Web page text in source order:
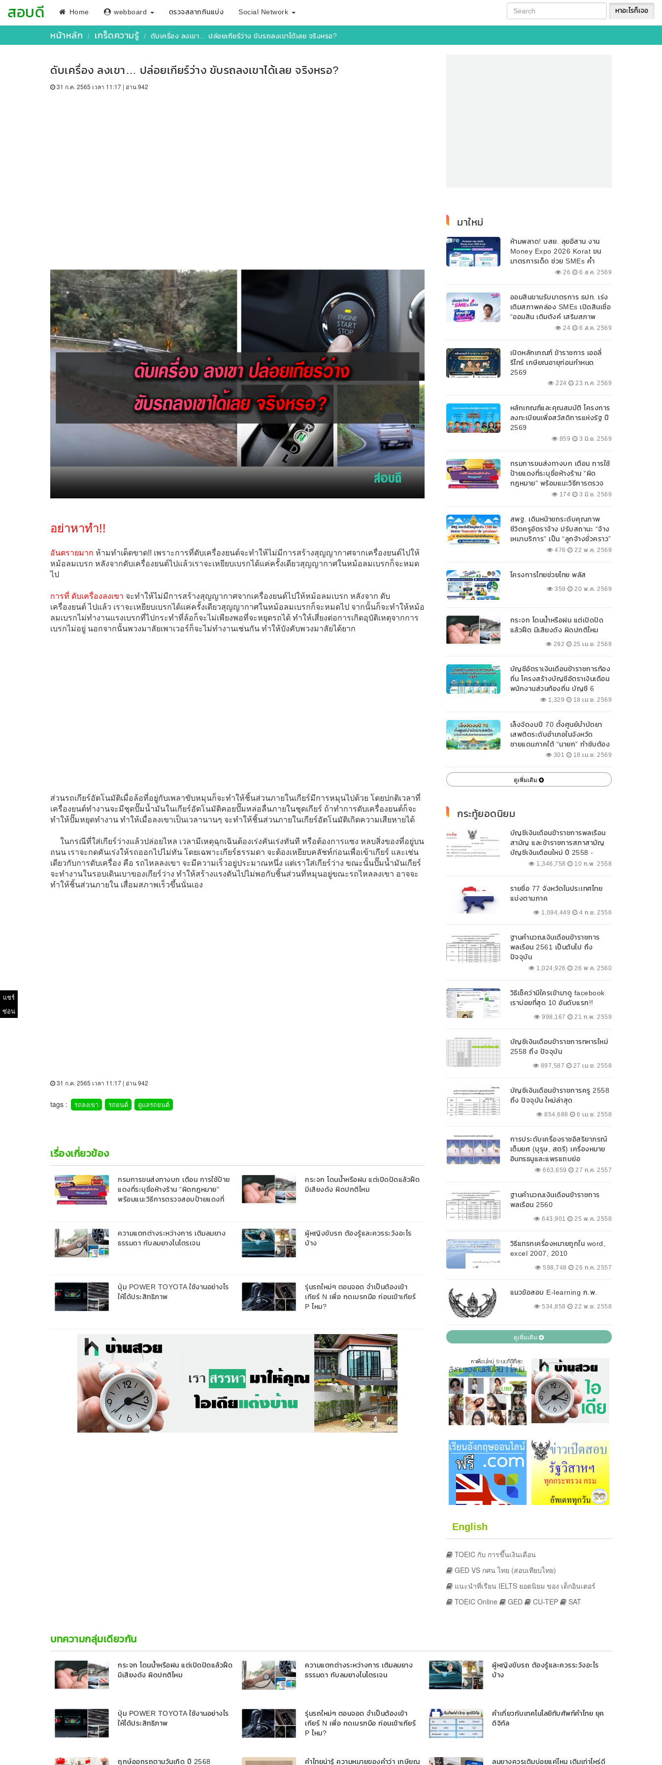
สอบดี Home webboard ตรวจสลากกินแบ่ง Social Network หาอะไรก็เจอ
หน้าหลัก เกร็ดความรู้ ดับเครื่อง ลงเขา… ปล่อยเกียร์ว่าง ขับรถลงเขาได้เลย จริงหรอ?
ดับเครื่อง ลงเขา… ปล่อยเกียร์ว่าง ขับรถลงเขาได้เลย จริงหรอ?
31 ก.ค. 2565 เวลา 11:17 | อ่าน 942
อย่าหาทำ!!
อันตรายมาก ห้ามทำเด็ดขาด!! เพราะการที่ดับเครื่องยนต์จะทำให้ไม่มีการสร้างสุญญากาศจากเครื่องยนต์ไปให้
หม้อลมเบรก หลังจากดับเครื่องยนต์ไปแล้วเราจะเหยียบเบรกได้แค่ครั้งเดียวสุญญากาศในหม้อลมเบรกก็จะหมด
ไป
การที่ ดับเครื่องลงเขา จะทำให้ไม่มีการสร้างสุญญากาศจากเครื่องยนต์ไปให้หม้อลมเบรก หลังจาก ดับ
เครื่องยนต์ ไปแล้ว เราจะเหยียบเบรกได้แค่ครั้งเดียวสุญญากาศในหม้อลมเบรกก็จะหมดไป จากนั้นก็จะทำให้หม้อ
ลมเบรกไม่ทำงานแรงเบรกที่ไปกระทำที่ล้อก็จะไม่เพียงพอที่จะหยุดรถได้ ทำให้เสี่ยงต่อการเกิดอุบัติเหตุจากการ
เบรกไม่อยู่ นอกจากนั้นพวงมาลัยเพาเวอร์ก็จะไม่ทำงานเช่นกัน ทำให้บังคับพวงมาลัยได้ยาก
ส่วนรถเกียร์อัตโนมัติเมื่อล้อที่อยู่กับเพลาขับหมุนก็จะทำให้ชิ้นส่วนภายในเกียร์มีการหมุนไปด้วย โดยปกติเวลาที่
เครื่องยนต์ทำงานจะมีชุดปั๊มน้ำมันในเกียร์อัตโนมัติคอยปั๊มหล่อลื่นภายในชุดเกียร์ ถ้าทำการดับเครื่องยนต์ก็จะ
ทำให้ปั๊มหยุดทำงาน ทำให้เมื่อลงเขาเป็นเวลานานๆ จะทำให้ชิ้นส่วนภายในเกียร์อัตโนมัติเกิดความเสียหายได้
ในกรณีที่ใส่เกียร์ว่างแล้วปล่อยไหล เวลามีเหตุฉุกเฉินต้องเร่งคันเร่งทันที หรือต้องการแซง หลบสิ่งของที่อยู่บน
ถนน เราจะกดคันเร่งให้รถออกไปไม่ทัน โดยเฉพาะเกียร์ธรรมดา จะต้องเหยียบคลัชท์ก่อนเพื่อเข้าเกียร์ และเช่น
เดียวกับการดับเครื่อง คือ รถไหลลงเขา จะมีความเร็วอยู่ประมาณหนึ่ง แต่เราใส่เกียร์ว่าง ขณะนั้นปั๊มน้ำมันเกียร์
จะทำงานในรอบเดินเบาของเกียร์ว่าง ทำให้สร้างแรงดันไปไม่พอกับชิ้นส่วนที่หมุนอยู่ขณะรถไหลลงเขา อาจจะ
ทำให้ชิ้นส่วนภายใน เสื่อมสภาพเร็วขึ้นนั่นเอง
31 ก.ค. 2565 เวลา 11:17 | อ่าน 942
tags : รถลงเขา รถยนต์ ดูแลรถยนต์
เรื่องเกี่ยวข้อง
กรมการขนส่งทางบก เตือน การใช้ป้าย
แดงที่ระบุชื่อห้างร้าน “ผิดกฎหมาย”
พร้อมแนะวิธีการตรวจสอบป้ายแดงที่
กระจก โดนน้ำหรือฝน แต่เปิดปัดแล้วฝืด
มีเสียงดัง ผิดปกติไหม
ความแตกต่างระหว่างการ เติมลมยาง
ธรรมดา กับลมยางไนโตรเจน
ผู้หญิงขับรถ ต้องรู้และควรระวังอะไร
บ้าง
ปุ่ม POWER TOYOTA ใช้งานอย่างไร
ให้ได้ประสิทธิภาพ
รุ่นรถใหม่ๆ ตอนจอด จำเป็นต้องเข้า
เกียร์ N เพื่อ กดเบรกมือ ก่อนเข้าเกียร์
P ไหม?
แชร์
ซ่อน
มาใหม่
ห้ามพลาด! บสย. ลุยอีสาน งาน
Money Expo 2026 Korat ขน
มาตรการเด็ด ช่วย SMEs ค้ำ
ประกันสินเชื่อ-แก้หนี้ 7-9 ส.ค. 69
26 6 ส.ค. 2569
ออมสินขานรับมาตรการ ธปท. เร่ง
เติมสภาพคล่อง SMEs เปิดสินเชื่อ
“ออมสิน เติมตังค์ เสริมสภาพ
คล่อง” วงเงินรวม 2,000
วงเงินกู้สูงสุด 100% ของหลัก
ประกัน ผ่อนนานสูงสุด 10 ปี
24 6 ส.ค. 2569
เปิดหลักเกณฑ์ ข้าราชการ เออลี่
รีไทร์ เกษียณอายุก่อนกำหนด
2569
224 23 ก.ค. 2569
หลักเกณฑ์และคุณสมบัติ โครงการ
ลงทะเบียนเพื่อสวัสดิการแห่งรัฐ ปี
2569
859 3 มิ.ย. 2569
กรมการขนส่งทางบก เตือน การใช้
ป้ายแดงที่ระบุชื่อห้างร้าน “ผิด
กฎหมาย” พร้อมแนะวิธีการตรวจ
สอบป้ายแดงที่ถูกต้อง
174 3 มิ.ย. 2569
สพฐ. เดินหน้ายกระดับคุณภาพ
ชีวิตครูอัตราจ้าง ปรับสถานะ “จ้าง
เหมาบริการ” เป็น “ลูกจ้างชั่วคราว”
476 22 พ.ค. 2569
โครงการไทยช่วยไทย พลัส
359 20 พ.ค. 2569
กระจก โดนน้ำหรือฝน แต่เปิดปัด
แล้วฝืด มีเสียงดัง ผิดปกติไหม
292 25 เม.ย. 2569
บัญชีอัตราเงินเดือนข้าราชการท้อง
ถิ่น โครงสร้างบัญชีอัตราเงินเดือน
พนักงานส่วนท้องถิ่น บัญชี 6
1,329 18 เม.ย. 2569
เล็งจัดงบปี 70 ตั้งศูนย์บำบัดยา
เสพติดระดับอำเภอในจังหวัด
ชายแดนภาคใต้ “นายก” กำชับต้อง
ออกแบบเฉพาะให้สอดคล้องกับ
301 18 เม.ย. 2569
ดูเพิ่มเติม
กระทู้ยอดนิยม
บัญชีเงินเดือนข้าราชการพลเรือน
สามัญ และข้าราชการสภาสามัญ
บัญชีเงินเดือนใหม่ ปี 2558 -
2562 ปัจจุบัน1,346,758 10 ก.พ. 2558
รายชื่อ 77 จังหวัดในประเทศไทย
แบ่งตามภาค
1,094,449 4 ก.ย. 2556
ฐานคำนวณเงินเดือนข้าราชการ
พลเรือน 2561 เป็นต้นไป ถึง
ปัจจุบัน
1,024,926 26 พ.ค. 2560
วิธีเช็คว่ามีใครเข้ามาดู facebook
เราบ่อยที่สุด 10 อันดับแรก!!
998,167 21 ก.พ. 2559
บัญชีเงินเดือนข้าราชการทหารใหม่
2558 ถึง ปัจจุบัน
897,587 27 เม.ย. 2558
บัญชีเงินเดือนข้าราชการครู 2558
ถึง ปัจจุบัน ใหม่ล่าสุด
854,688 6 เม.ย. 2558
การประดับเครื่องราชอิสริยาภรณ์
เต็มยศ (บุรุษ, สตรี) เครื่องหมาย
อินทรธนูและแพรแถบย่อ
663,659 27 ก.ค. 2557
ฐานคำนวณเงินเดือนข้าราชการ
พลเรือน 2560
643,901 25 พ.ค. 2558
วิธีแทรกเครื่องหมายถูกใน word,
excel 2007, 2010
598,748 26 ก.ค. 2557
แนวข้อสอบ E-learning ก.พ.
534,858 22 พ.ย. 2558
ดูเพิ่มเติม
English
TOEIC กับ การขึ้นเงินเดือน
GED VS กศน ไทย (สอบเทียบไทย)
แนะนำที่เรียน IELTS ยอดนิยม ของ เด็กอินเตอร์
TOEIC Online
GED CU-TEP SAT
บทความกลุ่มเดียวกัน
กระจก โดนน้ำหรือฝน แต่เปิดปัดแล้วฝืด
มีเสียงดัง ผิดปกติไหม
ความแตกต่างระหว่างการ เติมลมยาง
ธรรมดา กับลมยางไนโตรเจน
ผู้หญิงขับรถ ต้องรู้และควรระวังอะไร
บ้าง
ปุ่ม POWER TOYOTA ใช้งานอย่างไร
ให้ได้ประสิทธิภาพ
รุ่นรถใหม่ๆ ตอนจอด จำเป็นต้องเข้า
เกียร์ N เพื่อ กดเบรกมือ ก่อนเข้าเกียร์
P ไหม?
คำเกี่ยวกับเทคโนโลยีทับศัพท์คำไทย ยุค
ดิจิทัล
ฤกษ์ออกรถตามวันเกิด ปี 2568 คำไทยน่ารู้ ความหมายของคำว่า เกษียณ ลมยางควรเติมบ่อยแค่ไหน เติมเท่าไหร่ดี